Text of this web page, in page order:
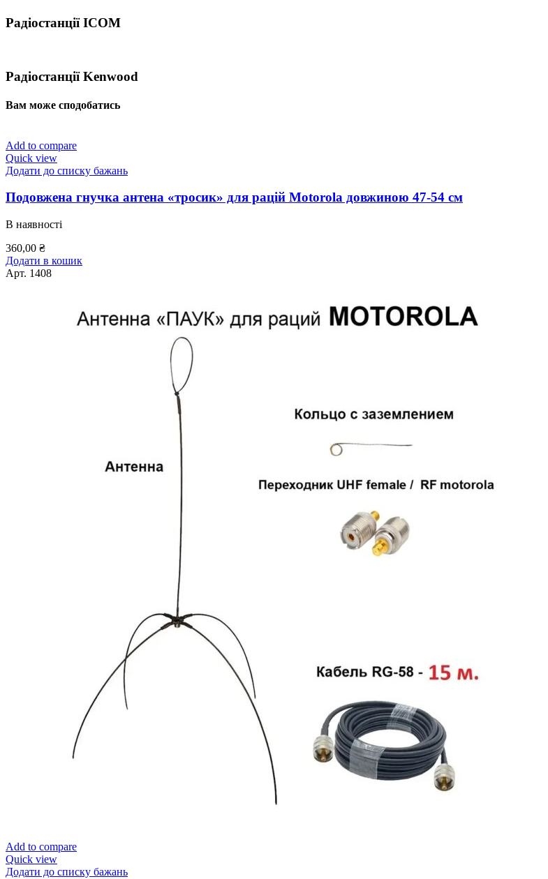
Радіостанції ICOM
Радіостанції Kenwood
Вам може сподобатись
Add to compare
Quick view
Додати до списку бажань
Подовжена гнучка антена «тросик» для рацій Motorola довжиною 47-54 см
В наявності
360,00 ₴
Додати в кошик
Арт. 1408
Add to compare
Quick view
Додати до списку бажань